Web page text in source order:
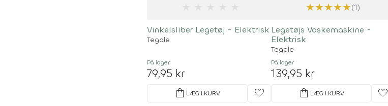
Vinkelsliber Legetøj - Elektrisk
Tegole
På lager
79,95 kr
shopping_bag LÆG I KURV favorite
★★★★★(1)
Legetøjs Vaskemaskine -
Elektrisk
Tegole
På lager
139,95 kr
shopping_bag LÆG I KURV favorite